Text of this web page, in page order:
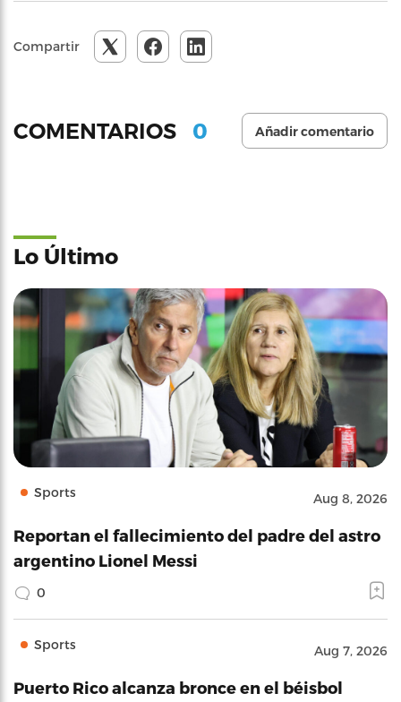
Compartir
COMENTARIOS 0 Añadir comentario
Lo Último
Sports Aug 8, 2026
Reportan el fallecimiento del padre del astro
argentino Lionel Messi
0
Sports Aug 7, 2026
Puerto Rico alcanza bronce en el béisbol